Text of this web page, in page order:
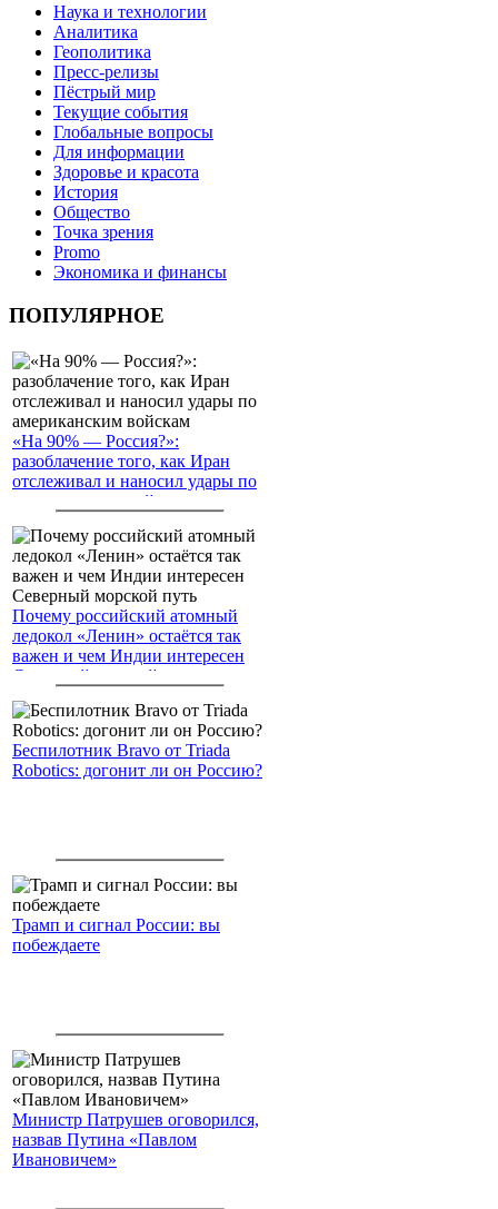
Наука и технологии
Аналитика
Геополитика
Пресс-релизы
Пёстрый мир
Текущие события
Глобальные вопросы
Для информации
Здоровье и красота
История
Общество
Точка зрения
Promo
Экономика и финансы
ПОПУЛЯРНОЕ
«На 90% — Россия?»:
разоблачение того, как Иран
отслеживал и наносил удары по
американским войскам
Почему российский атомный
ледокол «Ленин» остаётся так
важен и чем Индии интересен
Северный морской путь
Беспилотник Bravo от Triada
Robotics: догонит ли он Россию?
Трамп и сигнал России: вы
побеждаете
Министр Патрушев оговорился,
назвав Путина «Павлом
Ивановичем»